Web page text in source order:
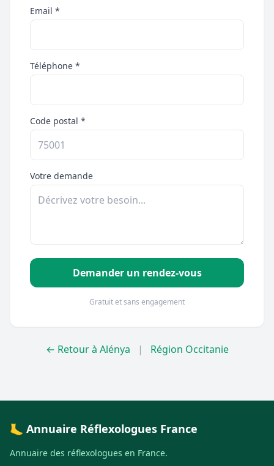
Email *
Téléphone *
Code postal *
Votre demande
Demander un rendez-vous
Gratuit et sans engagement
← Retour à Alénya | Région Occitanie
🦶 Annuaire Réflexologues France
Annuaire des réflexologues en France.